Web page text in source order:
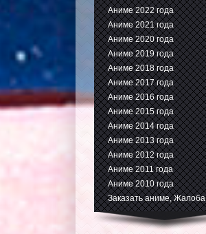
Аниме 2022 года
Аниме 2021 года
Аниме 2020 года
Аниме 2019 года
Аниме 2018 года
Аниме 2017 года
Аниме 2016 года
Аниме 2015 года
Аниме 2014 года
Аниме 2013 года
Аниме 2012 года
Аниме 2011 года
Аниме 2010 года
Заказать аниме, Жалоба